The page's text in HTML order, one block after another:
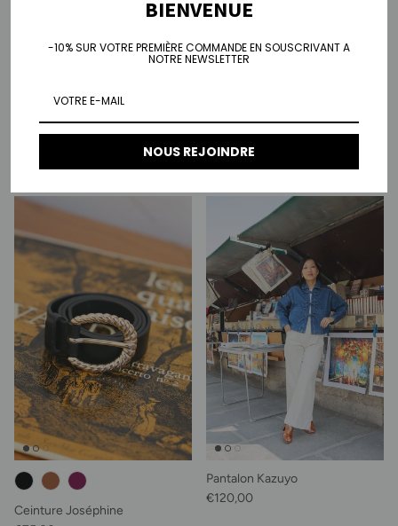
Prix habituel
€100,00
Ceinture Joséphine
Pantalon Kazuyo
Prix habituel
€120,00
BIENVENUE
-10% SUR VOTRE PREMIÈRE COMMANDE EN SOUSCRIVANT A
NOTRE NEWSLETTER
NOUS REJOINDRE